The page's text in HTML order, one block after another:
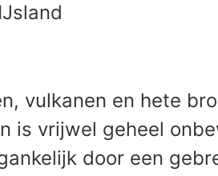
vulkanen en hete
is vrijwel geheel
door een